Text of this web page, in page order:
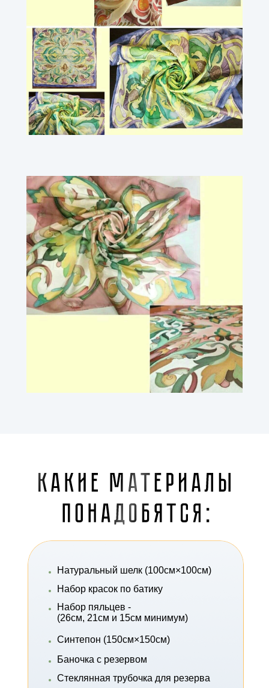
Стеклянная трубочка для резерва
Баночка с резервом
Синтепон (150см×150см)
Набор пяльцев -
(26см, 21см и 15см минимум)
Набор красок по батику
Натуральный шелк (100см×100см)